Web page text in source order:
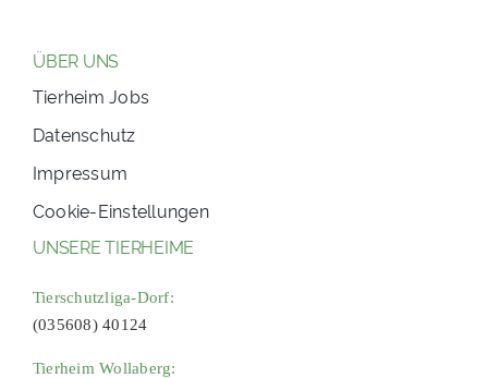
ÜBER UNS
Tierheim Jobs
Datenschutz
Impressum
Cookie-Einstellungen
UNSERE TIERHEIME
Tierschutzliga-Dorf:
(035608) 40124
Tierheim Wollaberg: